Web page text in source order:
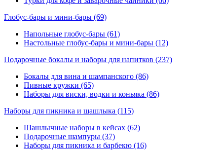
Глобус-бары и мини-бары (69)
Напольные глобус-бары (61)
Настольные глобус-бары и мини-бары (12)
Подарочные бокалы и наборы для напитков (237)
Бокалы для вина и шампанского (86)
Пивные кружки (65)
Наборы для виски, водки и коньяка (86)
Наборы для пикника и шашлыка (115)
Шашлычные наборы в кейсах (62)
Подарочные шампуры (37)
Наборы для пикника и барбекю (16)